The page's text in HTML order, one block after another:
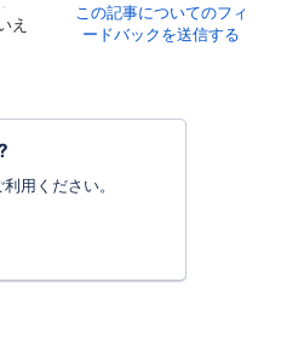
え
この記事についてのフィ
ードバックを送信する
用ください。